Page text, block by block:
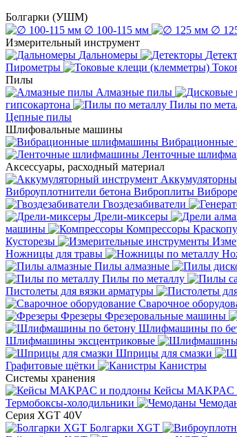
Болгарки (УШМ)
∅ 100-115 мм
∅
Измерительный инструмент
Дальномеры
Пирометры
Пилы
Алмазные пилы
гипсокартона
Пилы по
Цепные пилы
Шлифовальные машины
Ленточные
Аксессуары, расходный материал
Виброуплотнители бетона Виброплиты
Гвоздезабиватели
Дрели-миксеры
машины
Компрессоры
Кусторезы
Ножницы для травы
Пилы алмазные
Пилы по металлу
Пистолеты для вязки арматуры
Сварочное
Фрезеры Фрезеровальные машины
Шлифмашины по
Шлифмашины эксцентриковые
Шприцы для смазки
Графитовые щётки
Канистры
Системы хранения
Кейсы MAKPAC
Термобоксы-холодильники
Серия XGT 40V
Болгарки XGT